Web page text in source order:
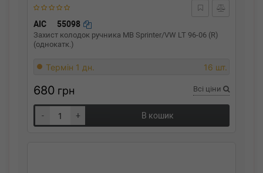
AIC 55098
Захист колодок ручника MB Sprinter/VW LT 96-06 (R)
(однокатк.)
Термін 1 дн. 16 шт.
680 грн Всі ціни
- + В кошик